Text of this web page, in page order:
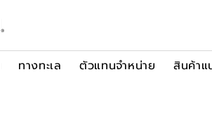
ทางทะเล ตัวแทนจำหน่าย สินค้าแ